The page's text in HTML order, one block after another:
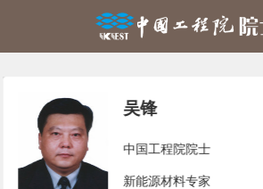
吴锋
中国工程院院士
新能源材料专家